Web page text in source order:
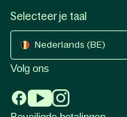
Selecteer je taal
Nederlands (BE)
Volg ons